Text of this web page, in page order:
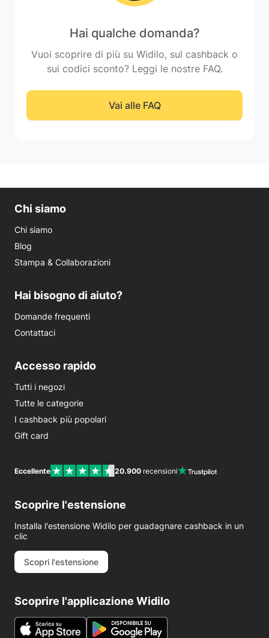
Hai qualche domanda?
Vuoi scoprire di più su Widilo, sul cashback o
sui codici sconto? Leggi le nostre FAQ.
Vai alle FAQ
Chi siamo
Chi siamo
Blog
Stampa & Collaborazioni
Hai bisogno di aiuto?
Domande frequenti
Contattaci
Accesso rapido
Tutti i negozi
Tutte le categorie
I cashback più popolari
Gift card
Eccellente 20.900 recensioni
Scoprire l'estensione
Installa l'estensione Widilo per guadagnare cashback in un
clic
Scopri l'estensione
Scoprire l'applicazione Widilo